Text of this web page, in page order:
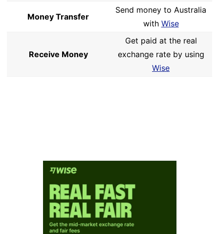
Money Transfer
Send money to Australia
with Wise
Receive Money
Get paid at the real
exchange rate by using
Wise